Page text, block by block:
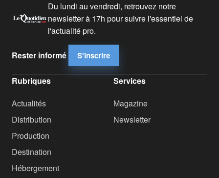
Du lundi au vendredi, retrouvez notre
newsletter à 17h pour suivre l'essentiel de
l'actualité pro.
Rester informé S'inscrire
Rubriques
Actualités
Distribution
Production
Destination
Hébergement
Services
Magazine
Newsletter